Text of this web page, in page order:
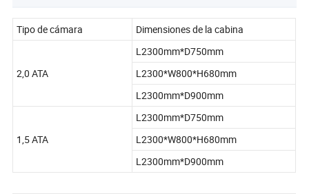
Tipo de cámara Dimensiones de la cabina
2,0 ATA
L2300mm*D750mm
L2300*W800*H680mm
L2300mm*D900mm
1,5 ATA
L2300mm*D750mm
L2300*W800*H680mm
L2300mm*D900mm